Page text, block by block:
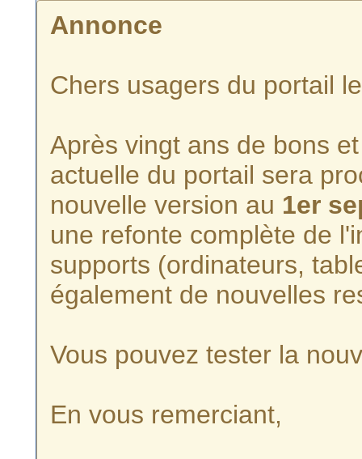
Annonce
Chers usagers du portail
Après vingt ans de bons
actuelle du portail sera
nouvelle version au 1er
une refonte complète de
supports (ordinateurs,
également de nouvelles
Vous pouvez tester la
En vous remerciant,